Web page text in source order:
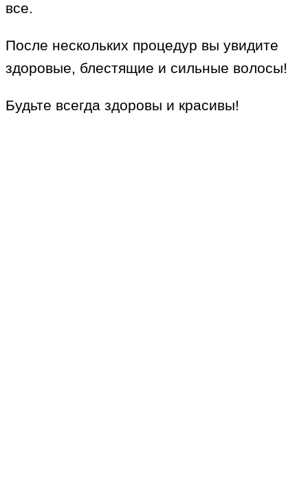
все.
После нескольких процедур вы увидите
здоровые, блестящие и сильные волосы!
Будьте всегда здоровы и красивы!